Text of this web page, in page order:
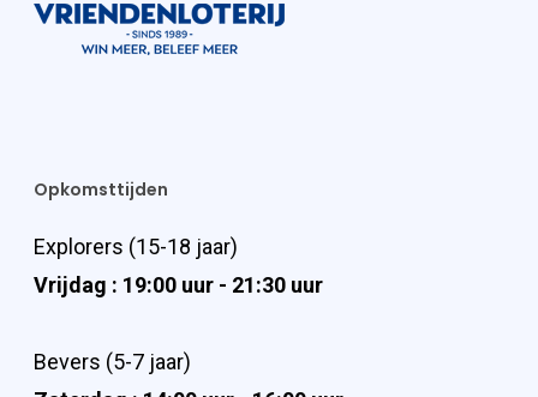
Opkomsttijden
Explorers (15-18 jaar)
Vrijdag : 19:00 uur - 21:30 uur
Bevers (5-7 jaar)